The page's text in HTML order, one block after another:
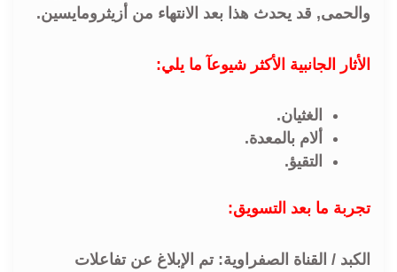
والحمى, قد يحدث هذا بعد الانتهاء من أزيثرومايسين.
الأثار الجانبية الأكثر شيوعآ ما يلي:
الغثيان.
ألام بالمعدة.
التقيؤ.
تجربة ما بعد التسويق:
الكبد / القناة الصفراوية: تم الإبلاغ عن تفاعلات